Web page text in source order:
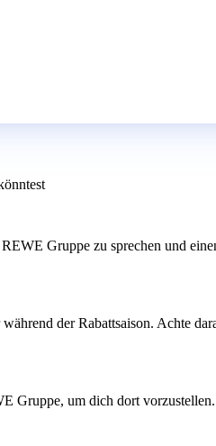
Gruppe zu sprechen und
der Rabattsaison. Achte
Gruppe, um dich dort